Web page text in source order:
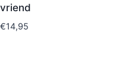
vriend
€14,95